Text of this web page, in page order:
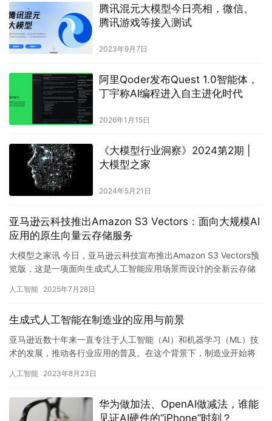
腾讯混元大模型今日亮相，微信、
腾讯游戏等接入测试
2023年9月7日
阿里Qoder发布Quest 1.0智能体，
丁宇称AI编程进入自主进化时代
2026年1月15日
《大模型行业洞察》2024第2期 |
大模型之家
2024年5月21日
亚马逊云科技推出Amazon S3 Vectors：面向大规模AI
应用的原生向量云存储服务
大模型之家讯 今日，亚马逊云科技宣布推出Amazon S3 Vectors预
览版，这是一项面向生成式人工智能应用场景而设计的全新云存储
人工智能 2025年7月28日
生成式人工智能在制造业的应用与前景
亚马逊近数十年来一直专注于人工智能（AI）和机器学习（ML）技
术的发展，推动各行业应用的普及。在这个背景下，制造业开始将
人工智能 2023年8月23日
华为做加法、OpenAI做减法，谁能
见证AI硬件的“iPhone”时刻？